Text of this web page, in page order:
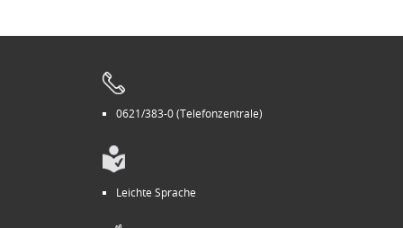
0621/383-0 (Telefonzentrale)
Leichte Sprache